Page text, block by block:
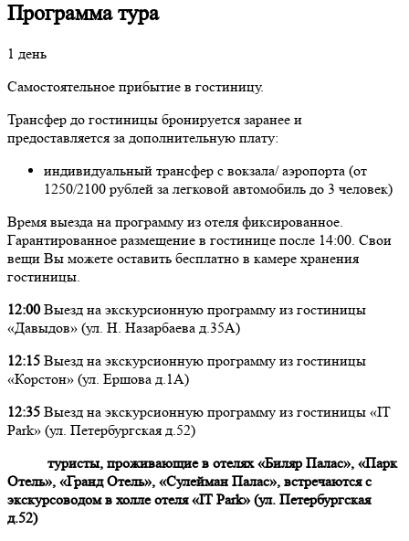
Программа тура
1 день
Самостоятельное прибытие в гостиницу.
Трансфер до гостиницы бронируется заранее и
предоставляется за дополнительную плату:
индивидуальный трансфер с вокзала/ аэропорта (от
1250/2100 рублей за легковой автомобиль до 3 человек)
Время выезда на программу из отеля фиксированное.
Гарантированное размещение в гостинице после 14:00. Свои
вещи Вы можете оставить бесплатно в камере хранения
гостиницы.
12:00 Выезд на экскурсионную программу из гостиницы
«Давыдов» (ул. Н. Назарбаева д.35А)
12:15 Выезд на экскурсионную программу из гостиницы
«Корстон» (ул. Ершова д.1А)
12:35 Выезд на экскурсионную программу из гостиницы «IT
Park» (ул. Петербургская д.52)
туристы, проживающие в отелях «Биляр Палас», «Парк
Отель», «Гранд Отель», «Сулейман Палас», встречаются с
экскурсоводом в холле отеля «IT Park» (ул. Петербургская
д.52)